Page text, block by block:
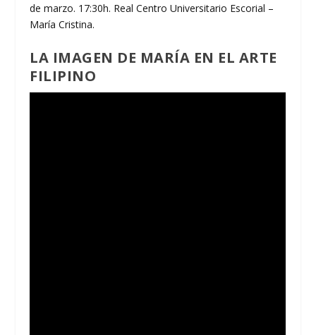
de marzo. 17:30h. Real Centro Universitario Escorial –
María Cristina.
LA IMAGEN DE MARÍA EN EL ARTE
FILIPINO